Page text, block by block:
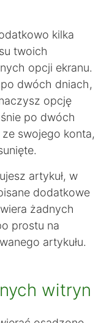
kilka
twoich
opcji ekranu.
dwóch dniach,
opcję
po dwóch
swojego konta,
artykuł, w
dodatkowe
żadnych
prostu na
artykułu.
witryn